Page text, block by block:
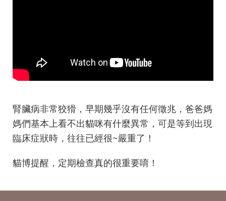
腎臟病非常狡猾，早期幾乎沒有任何徵兆，爸爸媽
媽們基本上看不出貓咪有什麼異常，可是等到出現
臨床症狀時，往往已經很~嚴重了！
貓博提醒，定期檢查真的很重要唷 ！